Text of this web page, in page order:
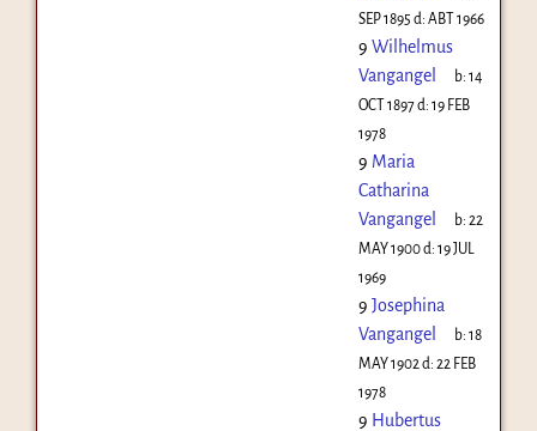
SEP 1895 d: ABT 1966
9 Wilhelmus
Vangangel
b:14
OCT 1897d: 19 FEB
1978
9 Maria
Catharina
Vangangel
b:22
MAY 1900d: 19 JUL
1969
9 Josephina
Vangangel
b:18
MAY 1902 d: 22 FEB
1978
9 Hubertus